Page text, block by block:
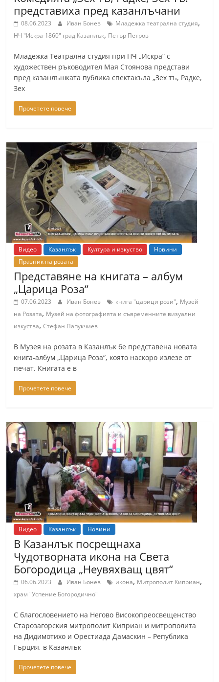
e
r
-
k
z
a
l
a
k
.
c
o
m
представиха пред казанлъчани
08.06.2023 Иван Бонев Младежка театрална студия,
НЧ "Искра-1860" град Казанлък, Петър Петров
Младежка Театрална студия при НЧ „Искра“ с
художествен ръководител Мая Стоянова представи
пред казанлъшката публика спектакъла „Зех тъ, Радке,
Зех
Прочетете повече
Видео Казанлък Култура и изкуство
Новини
Празник на розата
Представяне на книгата – албум
„Царица Роза“
07.06.2023 Иван Бонев книга "царици рози", Музей
на Розата, Музей на фотографията и съвременните визуални
изкуства,Стефан Папукчиев
В Музея на розата в Казанлък бе представена новата
книга-албум „Царица Роза“, която наскоро излезе от
печат. Книгата е в
Прочетете повече
Видео Казанлък Новини
В Казанлък посрещнаха
Чудотворната икона на Света
Богородица „Неувяхващ цвят“
06.06.2023 Иван Бонев икона, Митрополит Киприан,
храм "Успение Богородично"
С благословението на Негово Високопреосвещенство
Старозагорския митрополит Киприан и митрополита
на Дидимотихо и Орестиада Дамаскин – Република
Гърция, в Казанлък
Прочетете повече